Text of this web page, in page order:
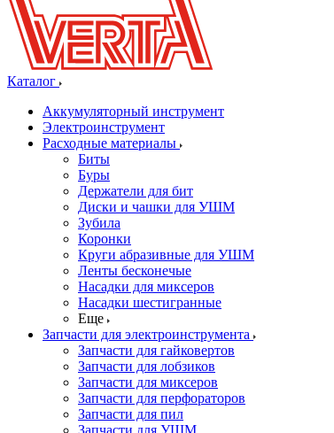
Каталог
Аккумуляторный инструмент
Электроинструмент
Расходные материалы
Биты
Буры
Держатели для бит
Диски и чашки для УШМ
Зубила
Коронки
Круги абразивные для УШМ
Ленты бесконечые
Насадки для миксеров
Насадки шестигранные
Еще
Запчасти для электроинструмента
Запчасти для гайковертов
Запчасти для лобзиков
Запчасти для миксеров
Запчасти для перфораторов
Запчасти для пил
Запчасти для УШМ